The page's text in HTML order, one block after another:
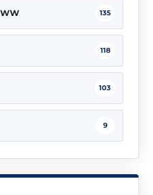
135
118
103
9